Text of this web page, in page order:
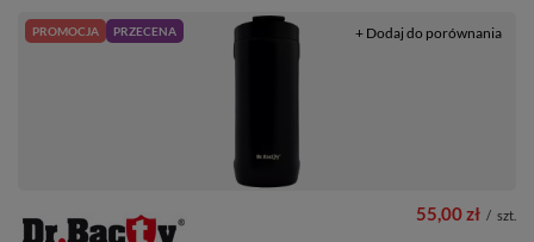
PROMOCJA PRZECENA
55,00 zł / szt.
+ Dodaj do porównania